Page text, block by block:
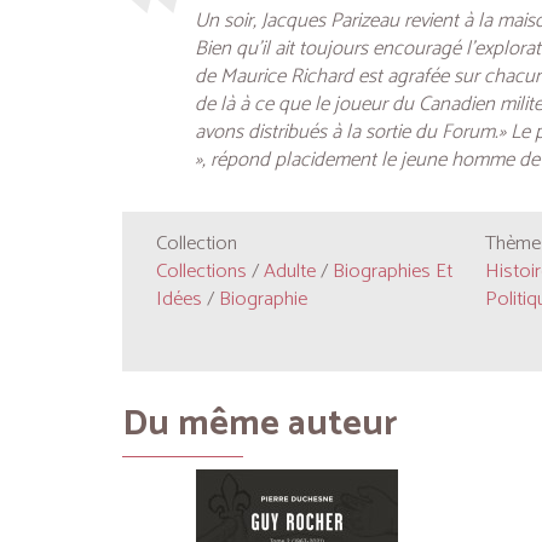
Un soir, Jacques Parizeau revient à la
Bien qu’il ait toujours encouragé
de Maurice Richard est agrafée sur
de là à ce que le joueur du Canadien
avons distribués à la sortie du Forum.»
», répond placidement le jeune homme de
Collection
Collections/Adulte/ Biographies Et
Idées/ Biographie
Du même auteur